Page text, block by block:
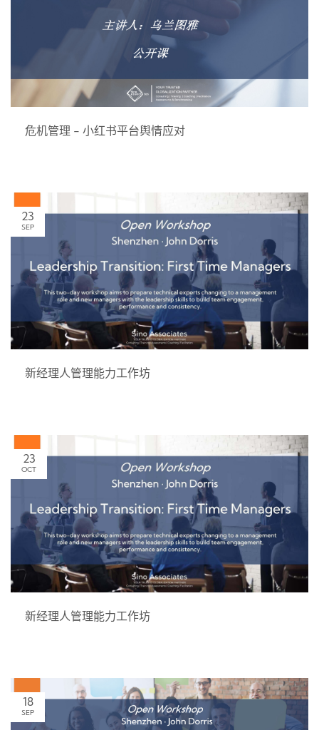
危机管理 - 小红书平台舆情应对
23
SEP
新经理人管理能力工作坊
23
OCT
新经理人管理能力工作坊
18
SEP